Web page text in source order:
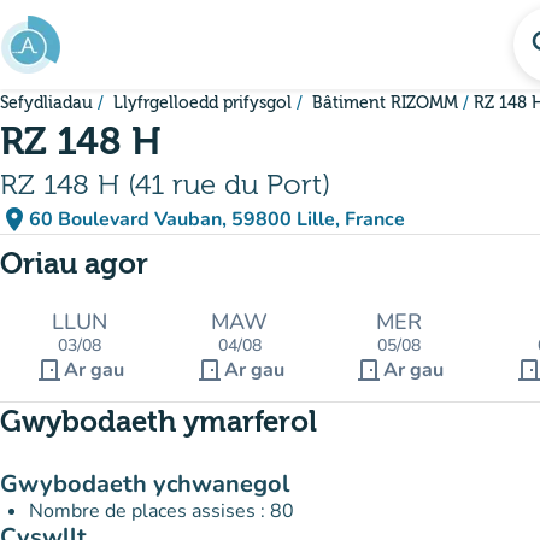
Mynd i'r prif gynnwys
Sefydliadau Llyfrgelloedd prifysgol Bâtiment RIZOMM RZ 148
RZ 148 H
RZ 148 H (41 rue du Port)
place 60 Boulevard Vauban, 59800 Lille, France
(agor yn Google Maps)
(tab newydd)
Oriau agor
LLUN
03/08
door_frontAr gau
MAW
04/08
door_front Ar gau
MER
05/08
door_frontAr gau door_front
Gwybodaeth ymarferol
Gwybodaeth ychwanegol
Nombre de places assises : 80